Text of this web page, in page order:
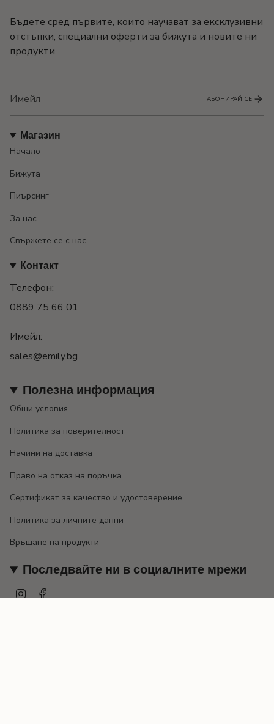
Бъдете сред първите, които научават за ексклузивни
отстъпки, специални оферти за бижута и новите ни
продукти.
АБОНИРАЙ СЕ
Магазин
Начало
Бижута
Пиърсинг
За нас
Свържете се с нас
Контакт
Телефон:
0889 75 66 01
Имейл:
sales@emily.bg
Полезна информация
Общи условия
Политика за поверителност
Начини на доставка
Право на отказ на поръчка
Сертификат за качество и удостоверение
Политика за личните данни
Връщане на продукти
Последвайте ни в социалните мрежи
Instagram